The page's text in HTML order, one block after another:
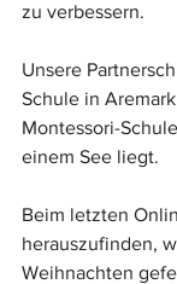
zu verbessern.
Unsere
Schule in
Montessori-
einem See liegt.
Beim letzten
herauszufinden,
Weihnachten